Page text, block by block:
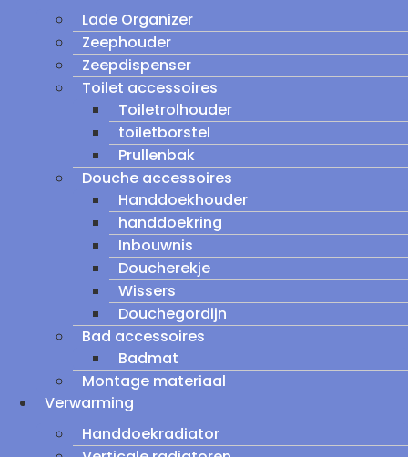
Lade Organizer
Zeephouder
Zeepdispenser
Toilet accessoires
Toiletrolhouder
toiletborstel
Prullenbak
Douche accessoires
Handdoekhouder
handdoekring
Inbouwnis
Doucherekje
Wissers
Douchegordijn
Bad accessoires
Badmat
Montage materiaal
Verwarming
Handdoekradiator